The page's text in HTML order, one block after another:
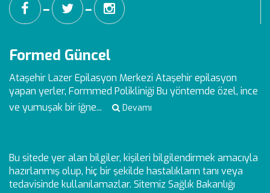
━ ━
Formed Güncel
Ataşehir Lazer Epilasyon Merkezi Ataşehir epilasyon
yapan yerler, Formmed Polikliniği Bu yöntemde özel, ince
ve yumuşak bir iğne...
Devamı
Bu sitede yer alan bilgiler, kişileri bilgilendirmek amacıyla
hazırlanmış olup, hiç bir şekilde hastalıkların tanı veya
tedavisinde kullanılamazlar. Sitemiz Sağlık Bakanlığı